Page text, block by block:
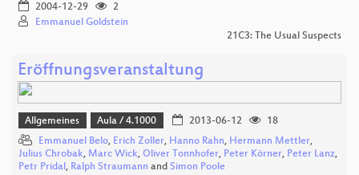
2004-12-29
2
Emmanuel Goldstein
21C3: The Usual Suspects
Eröffnungsveranstaltung
Allgemeines Aula / 4.1000 2013-06-12
18
Emmanuel Belo, Erich Zoller, Hanno Rahn, Hermann Mettler,
Julius Chrobak, Marc Wick, Oliver Tonnhofer, Peter Körner, Peter Lanz,
Petr Pridal , Ralph Straumann and Simon Poole